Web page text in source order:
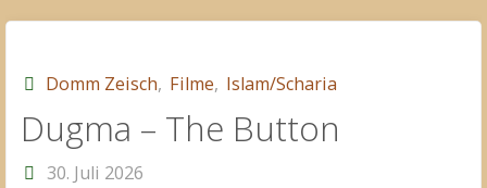
Domm Zeisch, Filme, Islam/Scharia
Dugma – The Button
30. Juli 2026